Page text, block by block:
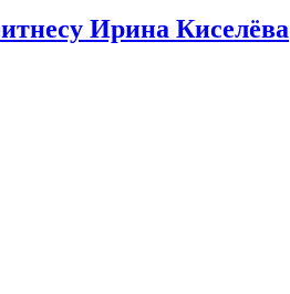
Ирина Киселёва